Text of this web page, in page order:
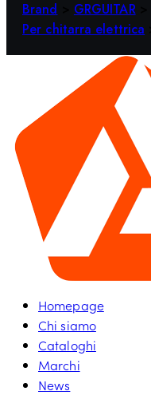
Brand GRGUITAR
Per chitarra elettrica
Homepage
Chi siamo
Cataloghi
Marchi
News